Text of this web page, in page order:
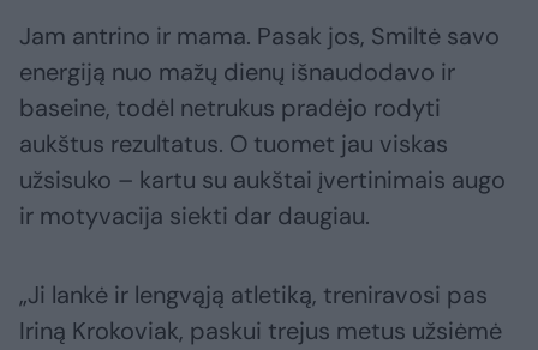
Jam antrino ir mama. Pasak jos, Smiltė savo
energiją nuo mažų dienų išnaudodavo ir
baseine, todėl netrukus pradėjo rodyti
aukštus rezultatus. O tuomet jau viskas
užsisuko – kartu su aukštai įvertinimais augo
ir motyvacija siekti dar daugiau.
„Ji lankė ir lengvąją atletiką, treniravosi pas
Iriną Krokoviak, paskui trejus metus užsiėmė